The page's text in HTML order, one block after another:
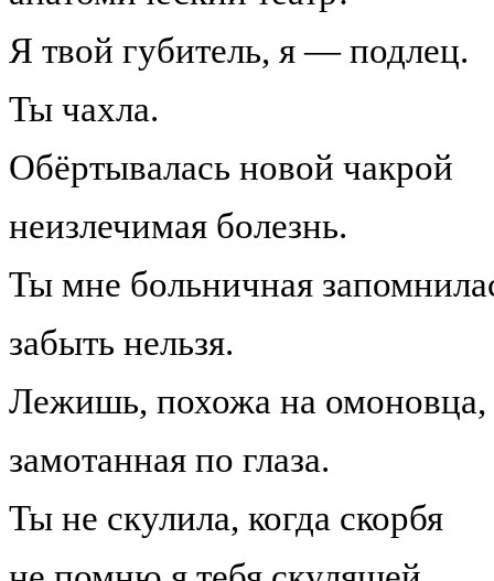
Я твой губитель, я — подлец.
Ты чахла.
Обёртывалась новой чакрой
неизлечимая болезнь.
Ты мне больничная
забыть нельзя.
Лежишь, похожа на омоновца,
замотанная по глаза.
Ты не скулила, когда скорбя